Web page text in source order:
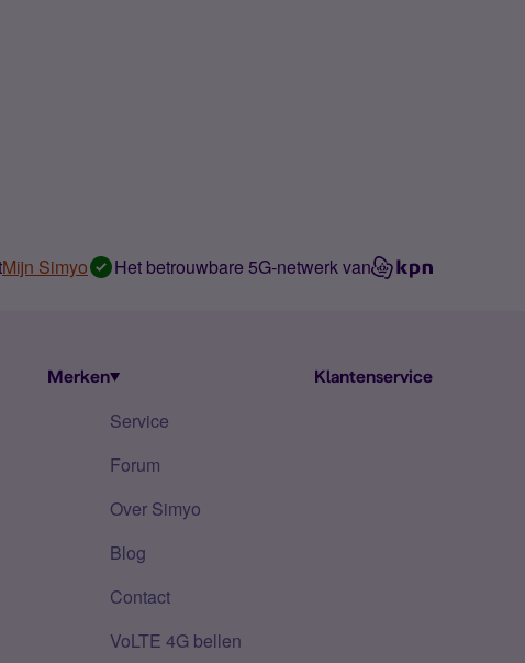
Mijn Simyo Het betrouwbare 5G-netwerk van
Merken Klantenservice
Service
Forum
Over Simyo
Blog
Contact
VoLTE 4G bellen